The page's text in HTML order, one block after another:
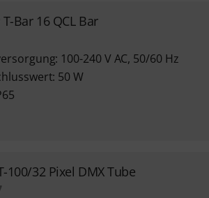
T-Bar 16 QCL Bar
100-240 V AC, 50/60 Hz
50 W
100/32 Pixel DMX Tube